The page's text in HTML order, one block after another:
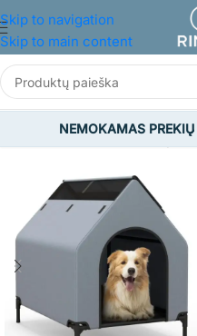
Skip to navigation
Skip to main content
NEMOKAMAS
GYVŪNAMS /Šunų